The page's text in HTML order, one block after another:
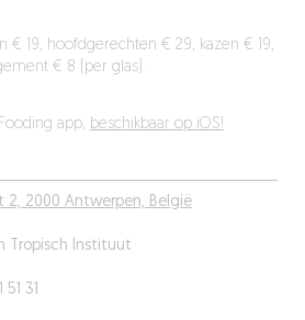
2, 2000 Antwerpen, België
Tropisch Instituut
31
€ 19, hoofdgerechten € 29, kazen € 19,
€ 8 (per glas).
app, beschikbaar op iOS!